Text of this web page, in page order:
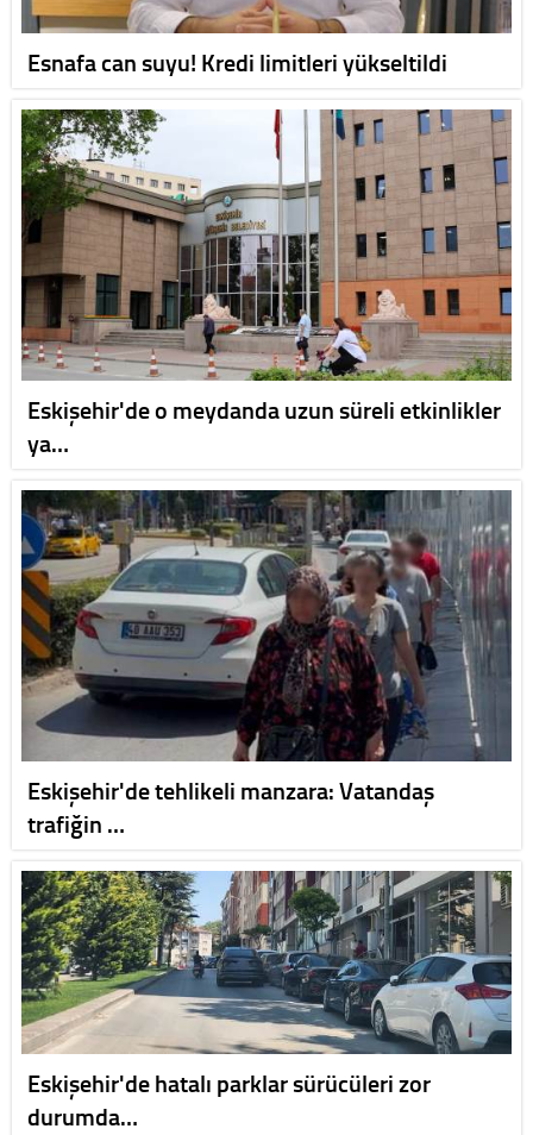
Esnafa can suyu! Kredi limitleri yükseltildi
Eskişehir'de o meydanda uzun süreli etkinlikler
ya…
Eskişehir'de tehlikeli manzara: Vatandaş
trafiğin …
Eskişehir'de hatalı parklar sürücüleri zor
durumda…